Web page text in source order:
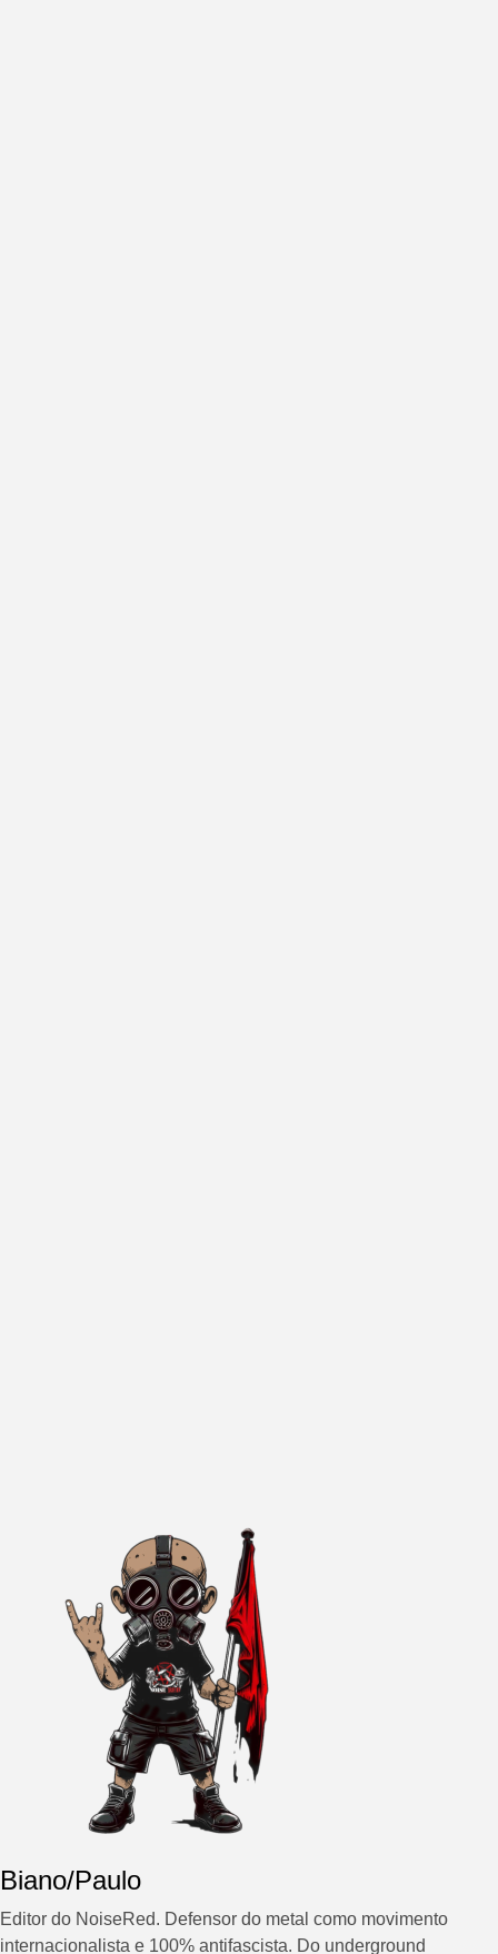
Biano/Paulo
Editor do NoiseRed. Defensor do metal como movimento
internacionalista e 100% antifascista. Do underground